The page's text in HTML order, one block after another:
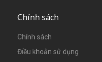
Chính sách
Chính sách
Điều khoản sử dụng